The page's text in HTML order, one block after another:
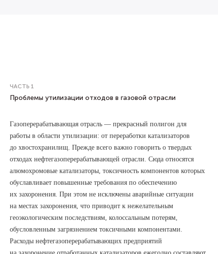
ЧАСТЬ 1
Проблемы утилизации отходов в газовой отрасли
Газоперерабатывающая отрасль — прекрасный полигон для
работы в области утилизации: от переработки катализаторов
до хвостохранилищ. Прежде всего важно говорить о твердых
отходах нефтегазоперерабатывающей отрасли. Сюда относятся
алюмохромовые катализаторы, токсичность компонентов которых
обуславливает повышенные требования по обеспечению
их захоронения. При этом не исключены аварийные ситуации
на местах захоронения, что приводит к нежелательным
геоэкологическим последствиям, колоссальным потерям,
обусловленным загрязнением токсичными компонентами.
Расходы нефтегазоперерабатывающих предприятий